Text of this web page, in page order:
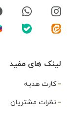
لینک های مفید
کارت هدیه
نظرات مشتریان